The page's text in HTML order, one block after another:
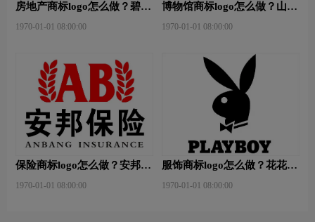
房地产商标logo怎么做？碧桂
1970-01-01 08:00:00
博物馆商标logo怎么做？山东
logo设计
1970-01-01 08:00:00
保险商标logo怎么做？安邦保
1970-01-01 08:00:00
服饰商标logo怎么做？花花公
1970-01-01 08:00:00